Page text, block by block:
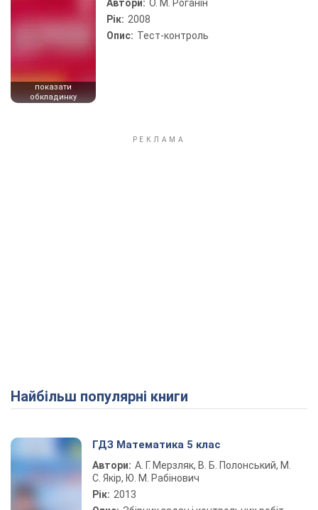
показати
обкладинку
Автори: О. М. Роганін
Рік: 2008
Опис: Тест-контроль
Найбільш популярні книги
ГДЗ Математика 5 клас
Автори: А. Г. Мерзляк, В. Б. Полонський, М.
С. Якір, Ю. М. Рабінович
Рік: 2013